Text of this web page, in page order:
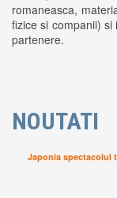
romaneasca,
fizice si companii)
partenere.
NOUTATI
Japonia spectacolul